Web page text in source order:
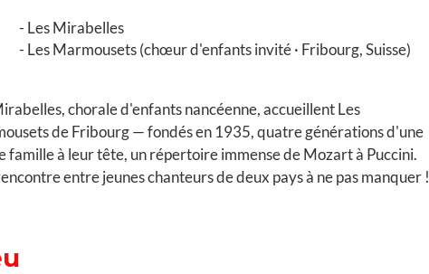
Les Mirabelles
Les Marmousets (chœur d'enfants invité · Fribourg, Suisse)
chorale d'enfants nancéenne, accueillent Les
de Fribourg — fondés en 1935, quatre générations d'une
famille à leur tête, un répertoire immense de Mozart à Puccini.
entre jeunes chanteurs de deux pays à ne pas manquer !